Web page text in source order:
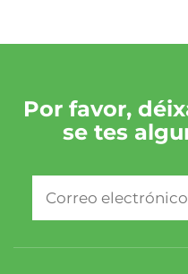
Por favor,
se tes